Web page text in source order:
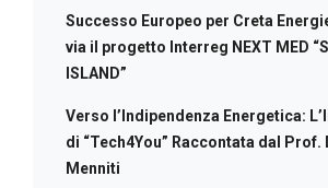
Successo Europeo per Creta
via il progetto Interreg NEXT MED
ISLAND”
Verso l’Indipendenza Energetica:
di “Tech4You” Raccontata dal Prof.
Menniti